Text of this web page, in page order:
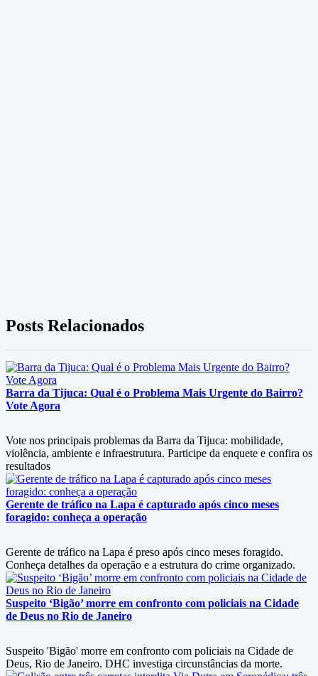
Posts Relacionados
Barra da Tijuca: Qual é o Problema Mais Urgente do Bairro?
Vote Agora
Vote nos principais problemas da Barra da Tijuca: mobilidade,
violência, ambiente e infraestrutura. Participe da enquete e confira os
resultados
Gerente de tráfico na Lapa é capturado após cinco meses
foragido: conheça a operação
Gerente de tráfico na Lapa é preso após cinco meses foragido.
Conheça detalhes da operação e a estrutura do crime organizado.
Suspeito ‘Bigão’ morre em confronto com policiais na Cidade
de Deus no Rio de Janeiro
Suspeito 'Bigão' morre em confronto com policiais na Cidade de
Deus, Rio de Janeiro. DHC investiga circunstâncias da morte.